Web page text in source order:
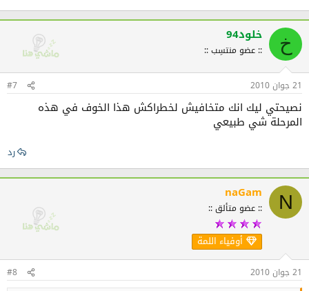
خ خلود94
:: عضو منتسِب ::
21 جوان 2010 #7
نصيحتي ليك انك متخافيش لخطراكش هذا الخوف في هذه
المرحلة شي طبيعي
رد
N
naGam
:: عضو متألق ::
أوفياء اللمة
21 جوان 2010 #8